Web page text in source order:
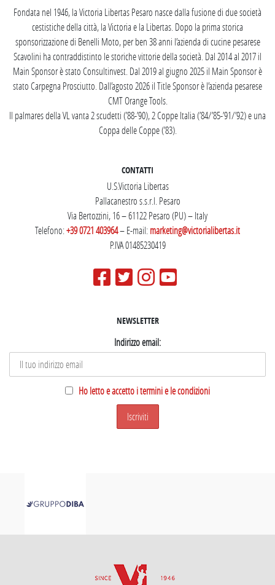
Fondata nel 1946, la Victoria Libertas Pesaro nasce dalla fusione di due società
cestistiche della città, la Victoria e la Libertas. Dopo la prima storica
sponsorizzazione di Benelli Moto, per ben 38 anni l’azienda di cucine pesarese
Scavolini ha contraddistinto le storiche vittorie della società. Dal 2014 al 2017 il
Main Sponsor è stato Consultinvest. Dal 2019 al giugno 2025 il Main Sponsor è
stato Carpegna Prosciutto. Dall’agosto 2026 il Title Sponsor è l’azienda pesarese
CMT Orange Tools.
Il palmares della VL vanta 2 scudetti (’88-’90), 2 Coppe Italia (’84/’85-’91/’92) e una
Coppa delle Coppe (’83).
CONTATTI
U.S.Victoria Libertas
Pallacanestro s.s.r.l. Pesaro
Via Bertozzini, 16 – 61122 Pesaro (PU) – Italy
Telefono:+39 0721 403964– E-mail:marketing@victorialibertas.it
P.IVA 01485230419
NEWSLETTER
Indirizzo email:
Ho letto e accetto i termini e le condizioni